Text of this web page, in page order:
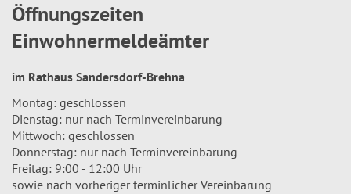
Öffnungszeiten
Einwohnermeldeämter
im Rathaus Sandersdorf-Brehna
Montag: geschlossen
Dienstag: nur nach Terminvereinbarung
Mittwoch: geschlossen
Donnerstag: nur nach Terminvereinbarung
Freitag: 9:00 - 12:00 Uhr
sowie nach vorheriger terminlicher Vereinbarung